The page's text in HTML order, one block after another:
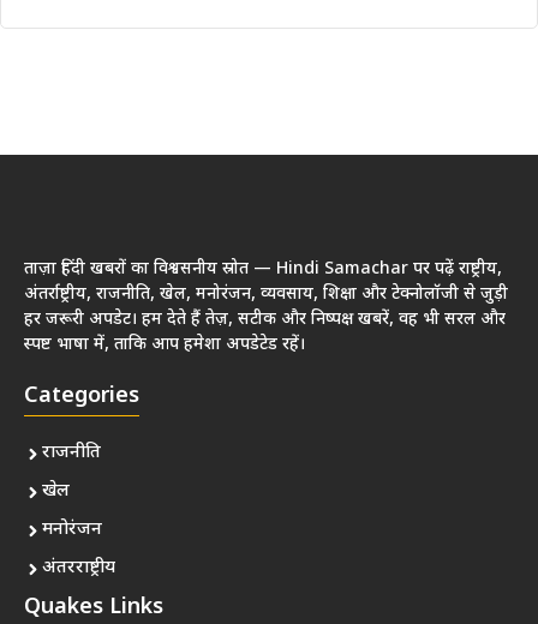
ताज़ा हिंदी खबरों का विश्वसनीय स्रोत — Hindi Samachar पर पढ़ें राष्ट्रीय,
अंतर्राष्ट्रीय, राजनीति, खेल, मनोरंजन, व्यवसाय, शिक्षा और टेक्नोलॉजी से जुड़ी
हर जरूरी अपडेट। हम देते हैं तेज़, सटीक और निष्पक्ष खबरें, वह भी सरल और
स्पष्ट भाषा में, ताकि आप हमेशा अपडेटेड रहें।
Categories
राजनीति
खेल
मनोरंजन
अंतरराष्ट्रीय
Quakes Links